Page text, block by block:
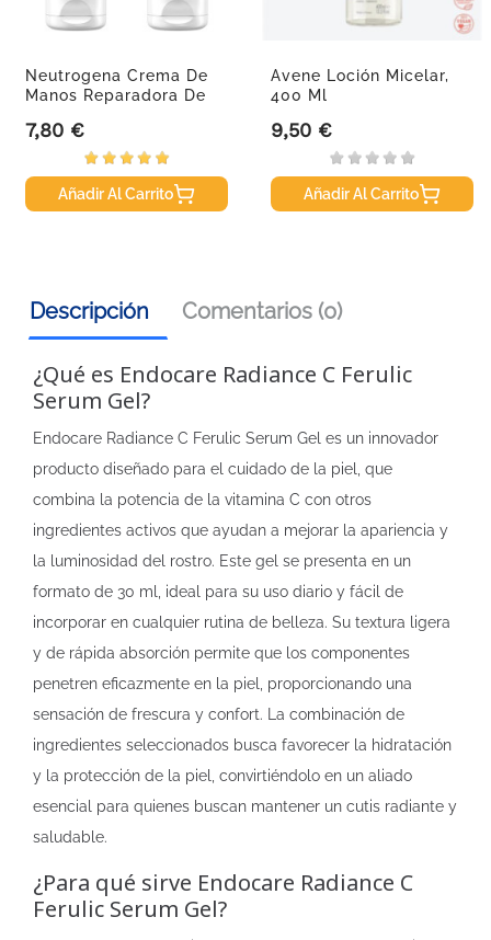
Neutrogena Crema De
Manos Reparadora De
Precio
7,80 €
Añadir Al Carrito
Avene Loción Micelar,
400 Ml
Precio
9,50 €
Añadir Al Carrito
Descripción Comentarios (0)
¿Qué es Endocare Radiance C Ferulic
Serum Gel?
Endocare Radiance C Ferulic Serum Gel es un innovador
producto diseñado para el cuidado de la piel, que
combina la potencia de la vitamina C con otros
ingredientes activos que ayudan a mejorar la apariencia y
la luminosidad del rostro. Este gel se presenta en un
formato de 30 ml, ideal para su uso diario y fácil de
incorporar en cualquier rutina de belleza. Su textura ligera
y de rápida absorción permite que los componentes
penetren eficazmente en la piel, proporcionando una
sensación de frescura y confort. La combinación de
ingredientes seleccionados busca favorecer la hidratación
y la protección de la piel, convirtiéndolo en un aliado
esencial para quienes buscan mantener un cutis radiante y
saludable.
¿Para qué sirve Endocare Radiance C
Ferulic Serum Gel?